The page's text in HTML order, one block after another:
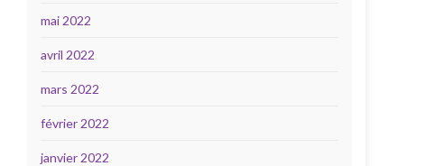
mai 2022
avril 2022
mars 2022
février 2022
janvier 2022